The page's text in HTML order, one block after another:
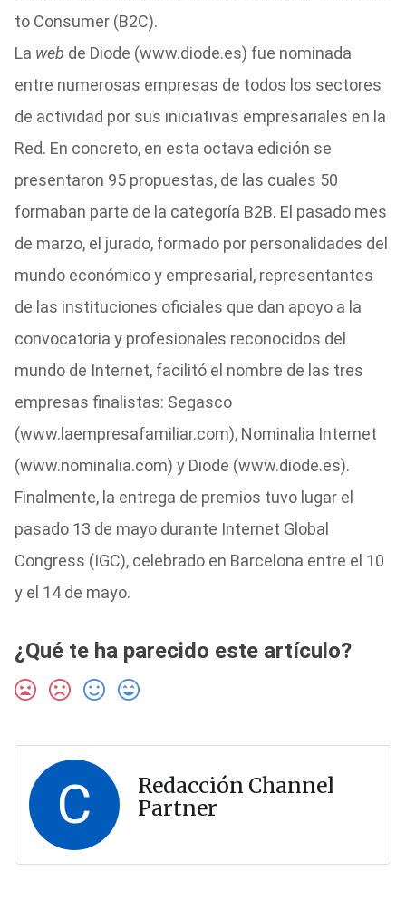
to Consumer (B2C).
La web de Diode (www.diode.es) fue nominada
entre numerosas empresas de todos los sectores
de actividad por sus iniciativas empresariales en la
Red. En concreto, en esta octava edición se
presentaron 95 propuestas, de las cuales 50
formaban parte de la categoría B2B. El pasado mes
de marzo, el jurado, formado por personalidades del
mundo económico y empresarial, representantes
de las instituciones oficiales que dan apoyo a la
convocatoria y profesionales reconocidos del
mundo de Internet, facilitó el nombre de las tres
empresas finalistas: Segasco
(www.laempresafamiliar.com), Nominalia Internet
(www.nominalia.com) y Diode (www.diode.es).
Finalmente, la entrega de premios tuvo lugar el
pasado 13 de mayo durante Internet Global
Congress (IGC), celebrado en Barcelona entre el 10
y el 14 de mayo.
¿Qué te ha parecido este artículo?
C
Redacción Channel
Partner